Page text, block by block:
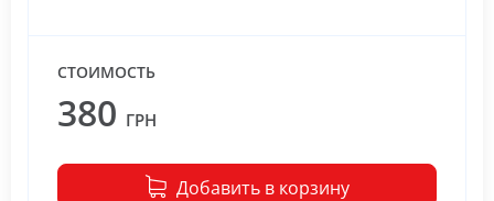
СТОИМОСТЬ
380 ГРН
Добавить в корзину